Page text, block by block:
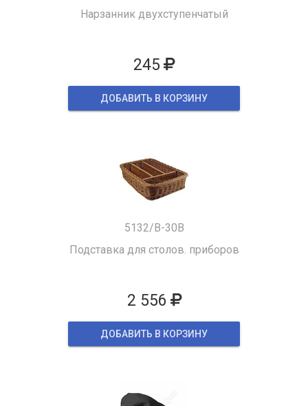
Нарзанник двухступенчатый
245
ДОБАВИТЬ В КОРЗИНУ
5132/B-30B
Подставка для столов. приборов
2 556
ДОБАВИТЬ В КОРЗИНУ